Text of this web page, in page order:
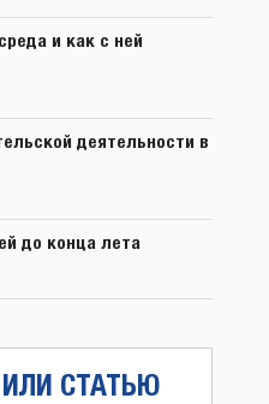
и как с ней
деятельности в
до конца лета
СТАТЬЮ